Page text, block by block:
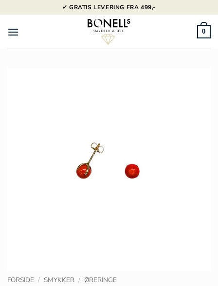
til
indhold
✓ GRATIS LEVERING FRA 499,-
0
FORSIDE / SMYKKER / ØRERINGE